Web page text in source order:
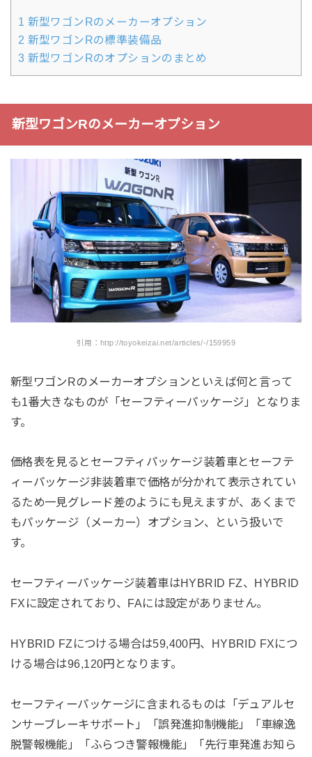
1 新型ワゴンRのメーカーオプション
2 新型ワゴンRの標準装備品
3 新型ワゴンRのオプションのまとめ
新型ワゴンRのメーカーオプション
引用：http://toyokeizai.net/articles/-/159959
新型ワゴンRのメーカーオプションといえば何と言って
も1番大きなものが「セーフティーパッケージ」となりま
す。
価格表を見るとセーフティパッケージ装着車とセーフテ
ィーパッケージ非装着車で価格が分かれて表示されてい
るため一見グレード差のようにも見えますが、あくまで
もパッケージ（メーカー）オプション、という扱いで
す。
セーフティーパッケージ装着車はHYBRID FZ、HYBRID
FXに設定されており、FAには設定がありません。
HYBRID FZにつける場合は59,400円、HYBRID FXにつ
ける場合は96,120円となります。
セーフティーパッケージに含まれるものは「デュアルセ
ンサーブレーキサポート」「誤発進抑制機能」「車線逸
脱警報機能」「ふらつき警報機能」「先行車発進お知ら